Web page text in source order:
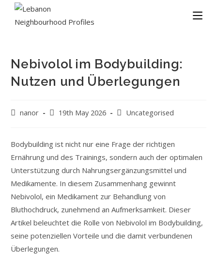
Nebivolol im Bodybuilding:
Nutzen und Überlegungen
nanor 19th May 2026 Uncategorised
Bodybuilding ist nicht nur eine Frage der richtigen
Ernährung und des Trainings, sondern auch der optimalen
Unterstützung durch Nahrungsergänzungsmittel und
Medikamente. In diesem Zusammenhang gewinnt
Nebivolol, ein Medikament zur Behandlung von
Bluthochdruck, zunehmend an Aufmerksamkeit. Dieser
Artikel beleuchtet die Rolle von Nebivolol im Bodybuilding,
seine potenziellen Vorteile und die damit verbundenen
Überlegungen.